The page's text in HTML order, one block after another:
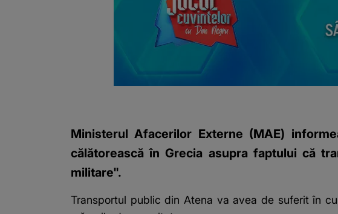
Ministerul Afacerilor Externe (MAE)
călătorească în Grecia asupra faptului că
militare".
Transportul public din Atena va avea de suferit în